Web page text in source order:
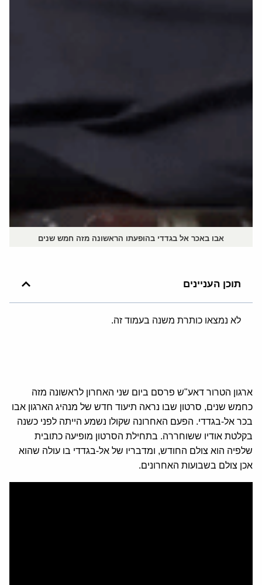
אבו באכר אל בגדדי בהופעתו הראשונה מזה חמש שנים
תוכן העניינים
לא נמצאו כותרת משנה בעמוד זה.
ארגון הטרור דאע"ש פרסם ביום שני האחרון לראשונה מזה
כחמש שנים, סרטון שבו נראה תיעוד חדש של מנהיג הארגון אבו
בכר אל-בגדדי. הפעם האחרונה שקולו נשמע הייתה לפני כשנה
בקלטת אודיו ששוחררה. בתחילת הסרטון מופיעה כתובית
שלפיה הוא צולם החודש, ומדבריו של אל-בגדדי בו עולה שהוא
אכן צולם בשבועות האחרונים.